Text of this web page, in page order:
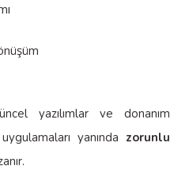
yazılımlar ve donanım
yanında zorunlu